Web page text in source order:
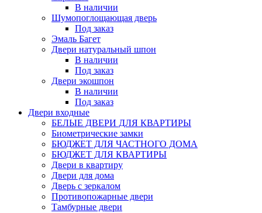
В наличии
Шумопоглощающая дверь
Под заказ
Эмаль Багет
Двери натуральный шпон
В наличии
Под заказ
Двери экошпон
В наличии
Под заказ
Двери входные
БЕЛЫЕ ДВЕРИ ДЛЯ КВАРТИРЫ
Биометрические замки
БЮДЖЕТ ДЛЯ ЧАСТНОГО ДОМА
БЮДЖЕТ ДЛЯ КВАРТИРЫ
Двери в квартиру
Двери для дома
Дверь с зеркалом
Противопожарные двери
Тамбурные двери